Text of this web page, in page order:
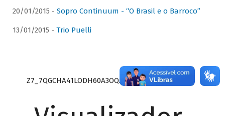
20/01/2015 - Sopro Continuum - “O Brasil e o Barroco”
13/01/2015 - Trio Puelli
Z7_7QGCHA41LODH60A3OQA8RN1415